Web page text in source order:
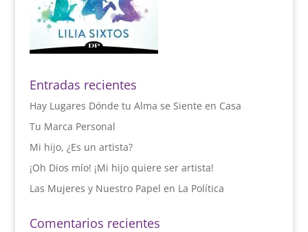
Entradas recientes
Hay Lugares Dónde tu Alma se Siente en Casa
Tu Marca Personal
Mi hijo, ¿Es un artista?
¡Oh Dios mío! ¡Mi hijo quiere ser artista!
Las Mujeres y Nuestro Papel en La Política
Comentarios recientes